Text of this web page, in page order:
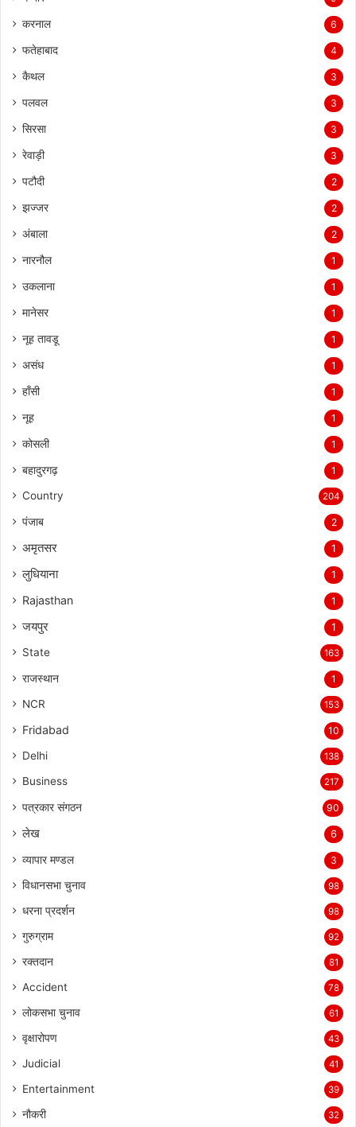
करनाल 6
फतेहाबाद 4
कैथल 3
पलवल 3
सिरसा 3
रेवाड़ी 3
पटौदी 2
झज्जर 2
अंबाला 2
नारनौल 1
उकलाना 1
मानेसर 1
नूह तावडू 1
असंध 1
हाँसी 1
नूह 1
कोसली 1
बहादुरगढ़ 1
Country 204
पंजाब 2
अमृतसर 1
लुधियाना 1
Rajasthan 1
जयपुर 1
State 163
राजस्थान 1
NCR 153
Fridabad 10
Delhi 138
Business 217
पत्रकार संगठन 90
लेख 6
व्यापार मण्डल 3
विधानसभा चुनाव 98
धरना प्रदर्शन 98
गुरुग्राम 92
रक्तदान 81
Accident 78
लोकसभा चुनाव 61
वृक्षारोपण 43
Judicial 41
Entertainment 39
नौकरी 32